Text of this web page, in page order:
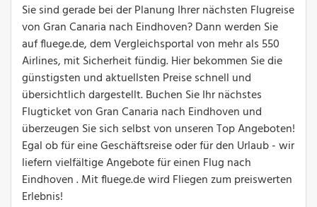
Sie sind gerade bei der Planung Ihrer nächsten Flugreise
von Gran Canaria nach Eindhoven? Dann werden Sie
auf fluege.de, dem Vergleichsportal von mehr als 550
Airlines, mit Sicherheit fündig. Hier bekommen Sie die
günstigsten und aktuellsten Preise schnell und
übersichtlich dargestellt. Buchen Sie Ihr nächstes
Flugticket von Gran Canaria nach Eindhoven und
überzeugen Sie sich selbst von unseren Top Angeboten!
Egal ob für eine Geschäftsreise oder für den Urlaub - wir
liefern vielfältige Angebote für einen Flug nach
Eindhoven . Mit fluege.de wird Fliegen zum preiswerten
Erlebnis!